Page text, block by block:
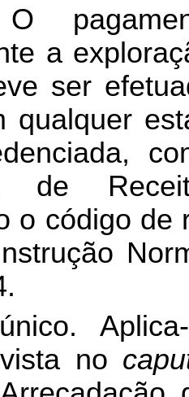
O
a
ser
qualquer
de
o código de
no